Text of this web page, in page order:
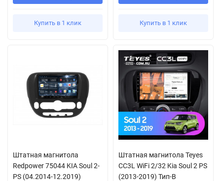
Купить в 1 клик Купить в 1 клик
Штатная магнитола
Redpower 75044 KIA Soul 2-
PS (04.2014-12.2019)
Штатная магнитола Teyes
CC3L WiFi 2/32 Kia Soul 2 PS
(2013-2019) Тип-B